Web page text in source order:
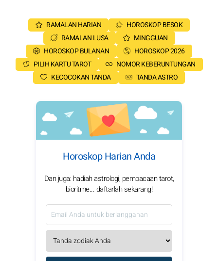
RAMALAN HARIAN
HOROSKOP BESOK
RAMALAN LUSA
MINGGUAN
HOROSKOP BULANAN
HOROSKOP 2026
PILIH KARTU TAROT
NOMOR KEBERUNTUNGAN
KECOCOKAN TANDA
TANDA ASTRO
Horoskop Harian Anda
Dan juga: hadiah astrologi, pembacaan tarot,
bioritme... daftarlah sekarang!